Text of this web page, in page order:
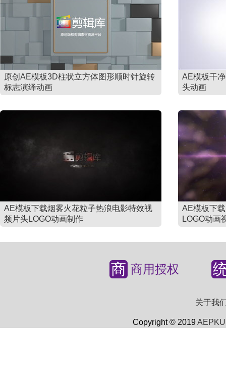
原创AE模板3D柱状立方体图形顺时针旋转
标志演绎动画
AE模板干
头动画
AE模板下载烟雾火花粒子热浪电影特效视
频片头LOGO动画制作
AE模板下
LOGO动画
商 商用授权
关于我
Copyright © 2019